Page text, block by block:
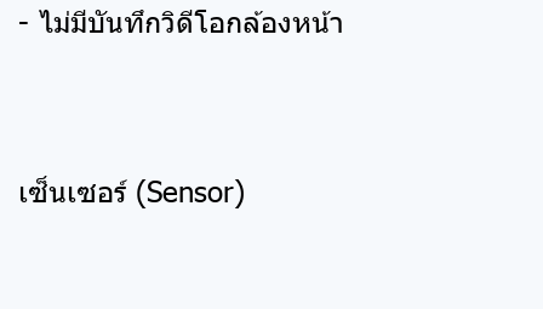
- ไม่มีบันทึกวิดีโอกล้องหน้า
เซ็นเซอร์ (Sensor)